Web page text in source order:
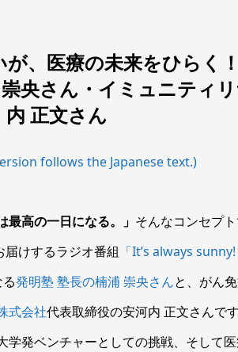
、医療の未来をひらく！
央さん・イミュニティ
内 正文さん
follows the Japanese text.)
最高の一日になる。」 そんなコンセプト
届けするラジオ番組 「It’s always
発明塾 塾長の楠浦 崇央さんと、がん
式会社代表取締役の安河内 正文さんで
発ベンチャーとしての挑戦、そして